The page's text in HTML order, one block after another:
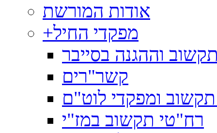
אודות המורשת
+מפקדי החיל
וההגנה בסייבר
קשר"רים
ומפקדי לוט"ם
רח"טי תקשוב במז"י